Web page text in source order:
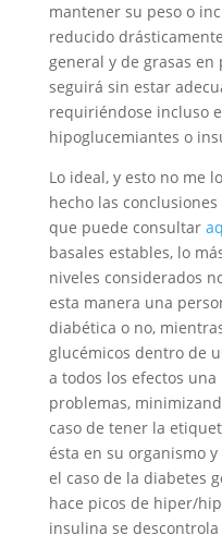
mantener su peso o
reducido
general y de grasas
seguirá sin estar
requiriéndose incluso
hipoglucemiantes o
Lo ideal, y esto no me
hecho las
que puede consultar
basales estables, lo
niveles considerados
esta manera una
diabética o no,
glucémicos dentro de
a todos los efectos
problemas,
caso de tener la
ésta en su organismo
el caso de la diabetes
hace picos de hiper/
insulina se